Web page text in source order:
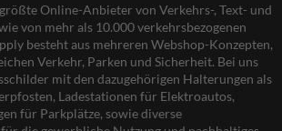
Online-Anbieter von Verkehrs-, Text- und
von mehr als 10.000 verkehrsbezogenen
besteht aus mehreren Webshop-Konzepten,
Verkehr, Parken und Sicherheit. Bei uns
mit den dazugehörigen Halterungen als
Ladestationen für Elektroautos,
für Parkplätze, sowie diverse